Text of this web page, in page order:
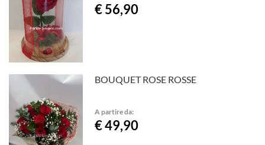
€ 56,90
BOUQUET ROSE ROSSE
A partire da:
€ 49,90